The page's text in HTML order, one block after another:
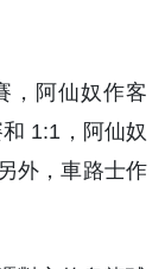
，阿仙奴作客
1:1，阿仙奴
外，車路士作